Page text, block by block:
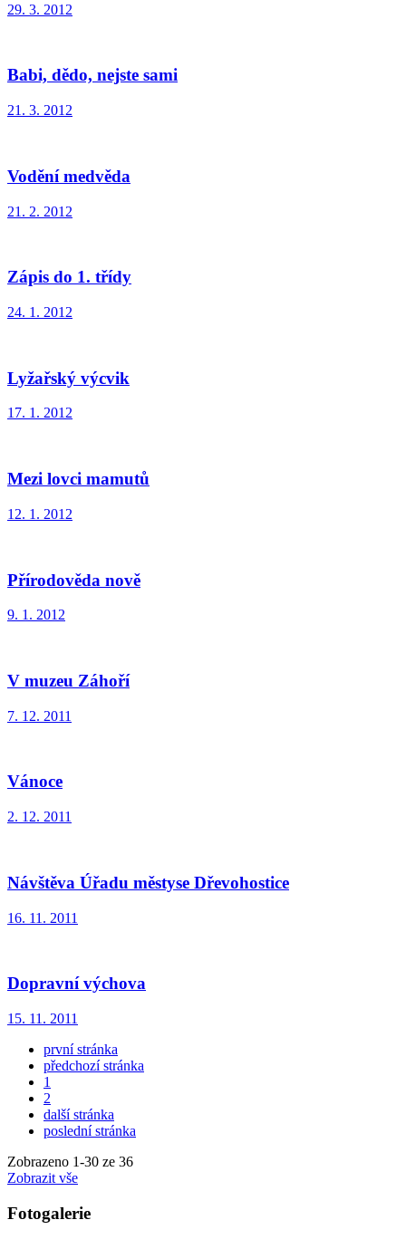
29. 3. 2012
Babi, dědo, nejste sami
21. 3. 2012
Vodění medvěda
21. 2. 2012
Zápis do 1. třídy
24. 1. 2012
Lyžařský výcvik
17. 1. 2012
Mezi lovci mamutů
12. 1. 2012
Přírodověda nově
9. 1. 2012
V muzeu Záhoří
7. 12. 2011
Vánoce
2. 12. 2011
Návštěva Úřadu městyse Dřevohostice
16. 11. 2011
Dopravní výchova
15. 11. 2011
první stránka
předchozí stránka
1
2
další stránka
poslední stránka
Zobrazeno 1-30 ze 36
Zobrazit vše
Fotogalerie